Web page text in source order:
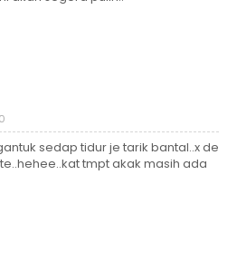
sedap tidur je tarik bantal..x de
tmpt akak masih ada